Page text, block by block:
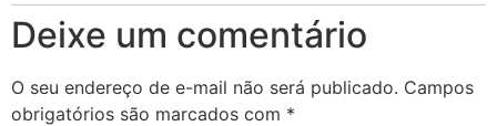
Deixe um comentário
O seu endereço de e-mail não será publicado. Campos
obrigatórios são marcados com *